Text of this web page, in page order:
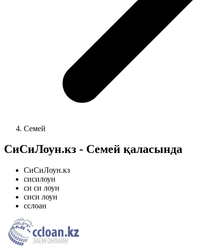
Семей
СиСиЛоун.кз - Семей қаласында
СиСиЛоун.кз
сисилоун
си си лоун
сиси лоун
сслоан